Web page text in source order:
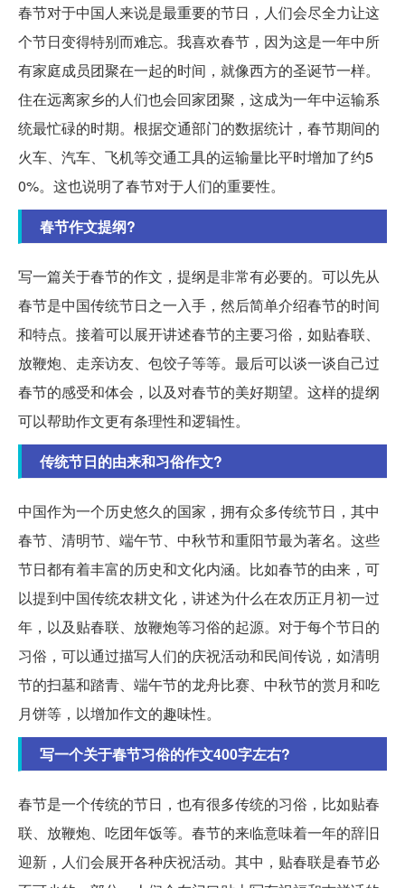
春节对于中国人来说是最重要的节日，人们会尽全力让这
个节日变得特别而难忘。我喜欢春节，因为这是一年中所
有家庭成员团聚在一起的时间，就像西方的圣诞节一样。
住在远离家乡的人们也会回家团聚，这成为一年中运输系
统最忙碌的时期。根据交通部门的数据统计，春节期间的
火车、汽车、飞机等交通工具的运输量比平时增加了约5
0%。这也说明了春节对于人们的重要性。
春节作文提纲?
写一篇关于春节的作文，提纲是非常有必要的。可以先从
春节是中国传统节日之一入手，然后简单介绍春节的时间
和特点。接着可以展开讲述春节的主要习俗，如贴春联、
放鞭炮、走亲访友、包饺子等等。最后可以谈一谈自己过
春节的感受和体会，以及对春节的美好期望。这样的提纲
可以帮助作文更有条理性和逻辑性。
传统节日的由来和习俗作文?
中国作为一个历史悠久的国家，拥有众多传统节日，其中
春节、清明节、端午节、中秋节和重阳节最为著名。这些
节日都有着丰富的历史和文化内涵。比如春节的由来，可
以提到中国传统农耕文化，讲述为什么在农历正月初一过
年，以及贴春联、放鞭炮等习俗的起源。对于每个节日的
习俗，可以通过描写人们的庆祝活动和民间传说，如清明
节的扫墓和踏青、端午节的龙舟比赛、中秋节的赏月和吃
月饼等，以增加作文的趣味性。
写一个关于春节习俗的作文400字左右?
春节是一个传统的节日，也有很多传统的习俗，比如贴春
联、放鞭炮、吃团年饭等。春节的来临意味着一年的辞旧
迎新，人们会展开各种庆祝活动。其中，贴春联是春节必